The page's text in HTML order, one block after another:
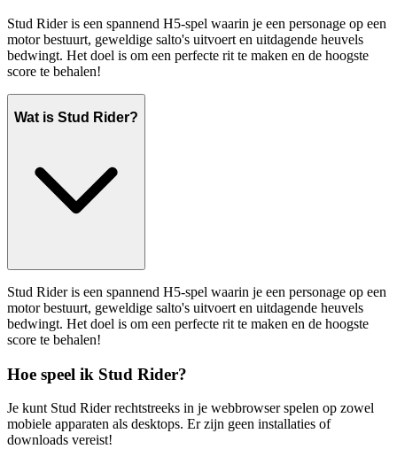
Stud Rider is een spannend H5-spel waarin je een personage op een
motor bestuurt, geweldige salto's uitvoert en uitdagende heuvels
bedwingt. Het doel is om een perfecte rit te maken en de hoogste
score te behalen!
Wat is Stud Rider?
Stud Rider is een spannend H5-spel waarin je een personage op een
motor bestuurt, geweldige salto's uitvoert en uitdagende heuvels
bedwingt. Het doel is om een perfecte rit te maken en de hoogste
score te behalen!
Hoe speel ik Stud Rider?
Je kunt Stud Rider rechtstreeks in je webbrowser spelen op zowel
mobiele apparaten als desktops. Er zijn geen installaties of
downloads vereist!